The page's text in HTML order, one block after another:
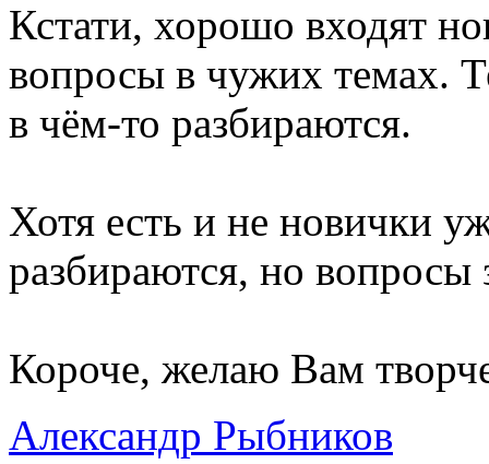
Кстати, хорошо входят
вопросы в чужих темах.
в чём-то разбираются.
Хотя есть и не новички
разбираются, но вопросы
Короче, желаю Вам
Александр Рыбников